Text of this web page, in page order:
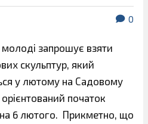
0
запрошує взяти
скульптур, який
у лютому на Садовому
початок
6 лютого. Прикметно, що